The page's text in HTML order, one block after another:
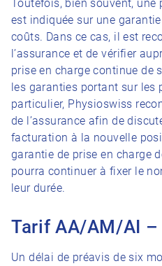
Toutefois, bien souvent,
est indiquée sur une
coûts. Dans ce cas, il est
l’assurance et de vérifier
prise en charge continue de
les garanties portant sur les
particulier, Physioswiss
de l’assurance afin de
facturation à la nouvelle
garantie de prise en charge
pourra continuer à fixer le
leur durée.
Tarif AA/AM/AI –
Un délai de préavis de six